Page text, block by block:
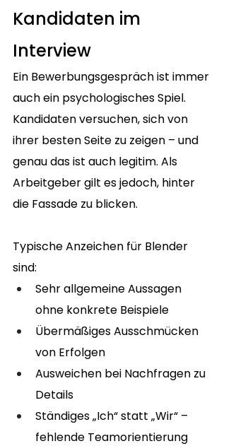
Kandidaten im
Interview
Ein Bewerbungsgespräch ist immer
auch ein psychologisches Spiel.
Kandidaten versuchen, sich von
ihrer besten Seite zu zeigen – und
genau das ist auch legitim. Als
Arbeitgeber gilt es jedoch, hinter
die Fassade zu blicken.
Typische Anzeichen für Blender
sind:
Sehr allgemeine Aussagen
ohne konkrete Beispiele
Übermäßiges Ausschmücken
von Erfolgen
Ausweichen bei Nachfragen zu
Details
Ständiges „Ich“ statt „Wir“ –
fehlende Teamorientierung